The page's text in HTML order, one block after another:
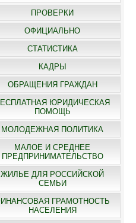
ПРОВЕРКИ
ОФИЦИАЛЬНО
СТАТИСТИКА
КАДРЫ
ОБРАЩЕНИЯ ГРАЖДАН
ЮРИДИЧЕСКАЯ
ПОМОЩЬ
МОЛОДЕЖНАЯ ПОЛИТИКА
МАЛОЕ И СРЕДНЕЕ
ПРЕДПРИНИМАТЕЛЬСТВО
ЖИЛЬЕ ДЛЯ РОССИЙСКОЙ
СЕМЬИ
ГРАМОТНОСТЬ
НАСЕЛЕНИЯ